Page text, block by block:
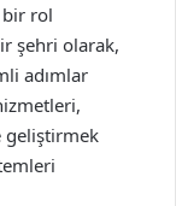
bir rol
şehri olarak,
adımlar
geliştirmek